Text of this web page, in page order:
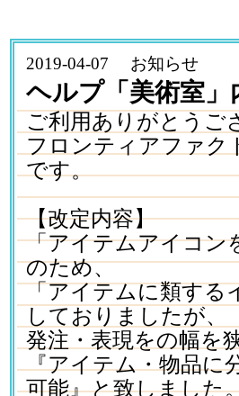
2019-04-07 お知らせ
ヘルプ「美術室
ご利用ありがとうご
フロンティアファク
です。
【改定内容】
「アイテムアイコン
のため、
「アイテムに類する
しておりましたが、
発注・表現をの幅を
『アイテム・物品に
可能』と致しました